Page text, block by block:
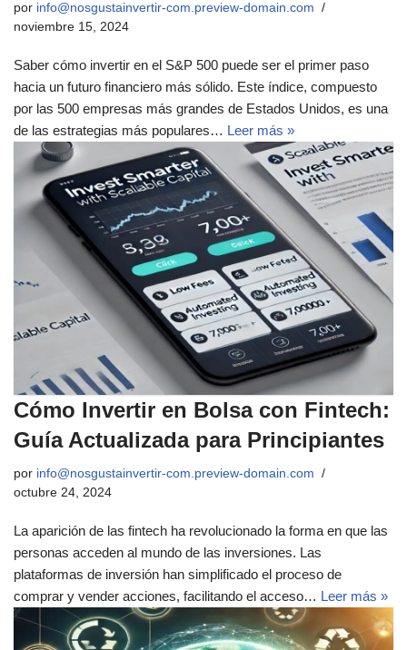
por info@nosgustainvertir-com.preview-domain.com
noviembre 15, 2024
Saber cómo invertir en el S&P 500 puede ser el primer paso
hacia un futuro financiero más sólido. Este índice, compuesto
por las 500 empresas más grandes de Estados Unidos, es una
de las estrategias más populares… Leer más »
Cómo Invertir en Bolsa con Fintech:
Guía Actualizada para Principiantes
por info@nosgustainvertir-com.preview-domain.com
octubre 24, 2024
La aparición de las fintech ha revolucionado la forma en que las
personas acceden al mundo de las inversiones. Las
plataformas de inversión han simplificado el proceso de
comprar y vender acciones, facilitando el acceso… Leer más »